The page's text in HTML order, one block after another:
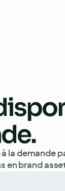
la demande
en brand